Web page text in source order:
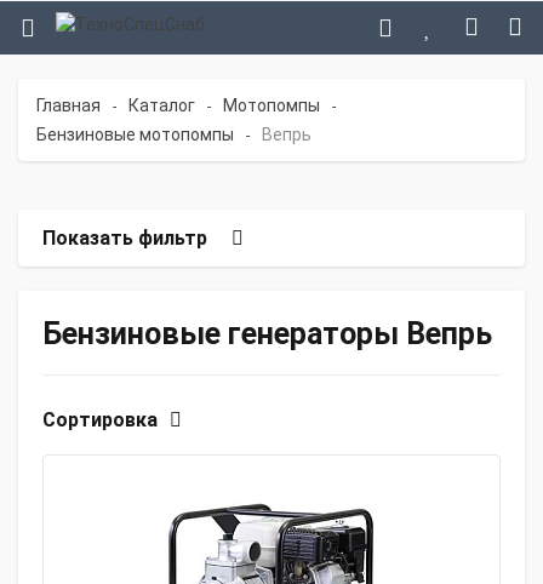
Главная - Каталог - Мотопомпы -
Бензиновые мотопомпы - Вепрь
Показать фильтр
Бензиновые генераторы Вепрь
Сортировка